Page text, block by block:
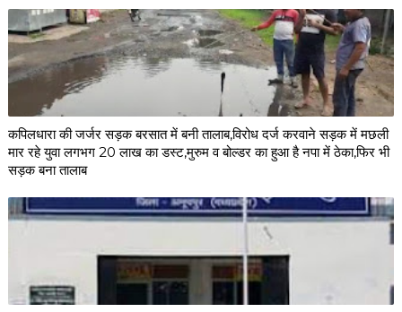
कपिलधारा की जर्जर सड़क बरसात में बनी तालाब,विरोध दर्ज करवाने सड़क में मछली
मार रहे युवा लगभग 20 लाख का डस्ट,मुरुम व बोल्डर का हुआ है नपा में ठेका,फिर भी
सड़क बना तालाब